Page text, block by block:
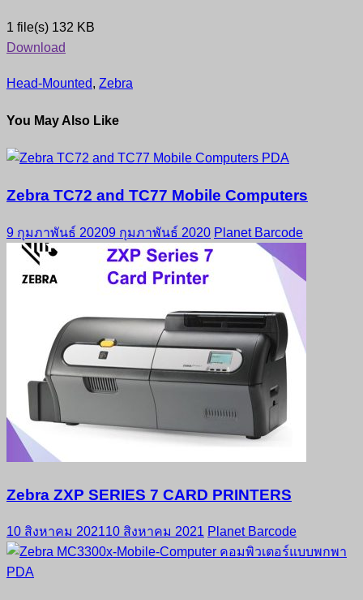
1 file(s) 132 KB
Download
Head-Mounted, Zebra
You May Also Like
Zebra TC72 and TC77 Mobile Computers
9 กุมภาพันธ์ 20209 กุมภาพันธ์ 2020 Planet Barcode
Zebra ZXP SERIES 7 CARD PRINTERS
10 สิงหาคม 202110 สิงหาคม 2021 Planet Barcode